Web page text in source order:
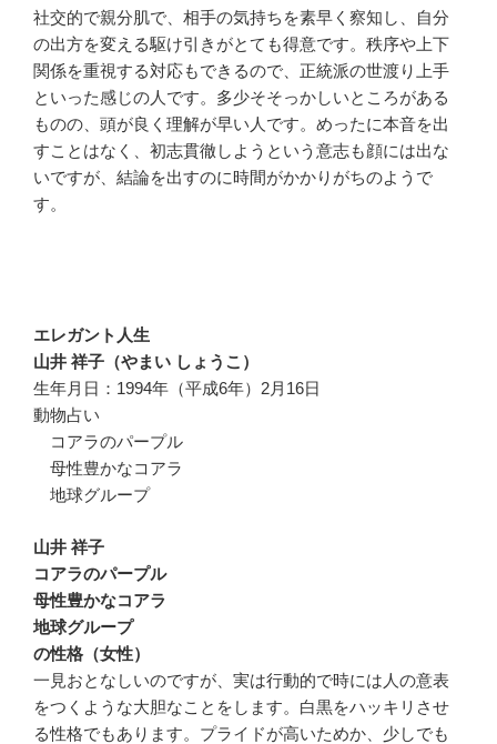
社交的で親分肌で、相手の気持ちを素早く察知し、自分
の出方を変える駆け引きがとても得意です。秩序や上下
関係を重視する対応もできるので、正統派の世渡り上手
といった感じの人です。多少そそっかしいところがある
ものの、頭が良く理解が早い人です。めったに本音を出
すことはなく、初志貫徹しようという意志も顔には出な
いですが、結論を出すのに時間がかかりがちのようで
す。
エレガント人生
山井 祥子（やまい しょうこ）
生年月日：1994年（平成6年）2月16日
動物占い
コアラのパープル
母性豊かなコアラ
地球グループ
山井 祥子
コアラのパープル
母性豊かなコアラ
地球グループ
の性格（女性）
一見おとなしいのですが、実は行動的で時には人の意表
をつくような大胆なことをします。白黒をハッキリさせ
る性格でもあります。プライドが高いためか、少しでも